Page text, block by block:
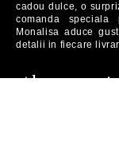
cadou dulce, o
comanda speciala
Monalisa aduce
detalii in fiecare
Aboneaza-